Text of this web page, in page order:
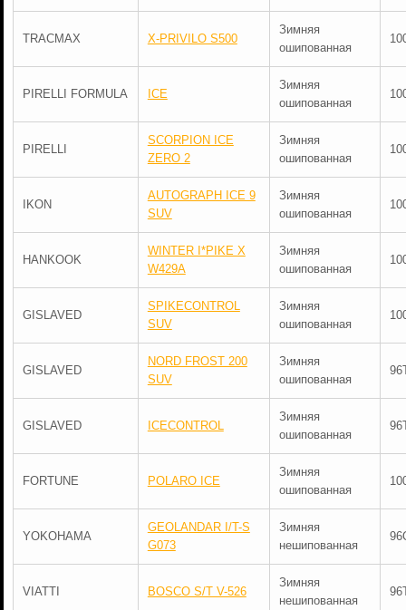
TRACMAX X-PRIVILO S500
Зимняя
ошипованная
PIRELLI FORMULA ICE
Зимняя
ошипованная
PIRELLI
SCORPION ICE
ZERO 2
Зимняя
ошипованная
IKON
AUTOGRAPH ICE 9
SUV
Зимняя
ошипованная
HANKOOK
WINTER I*PIKE X
W429A
Зимняя
ошипованная
GISLAVED
SPIKECONTROL
SUV
Зимняя
ошипованная
GISLAVED
NORD FROST 200
SUV
Зимняя
ошипованная
GISLAVED ICECONTROL
Зимняя
ошипованная
FORTUNE POLARO ICE
Зимняя
ошипованная
YOKOHAMA
GEOLANDAR I/T-S
G073
Зимняя
нешипованная
VIATTI BOSCO S/T V-526
Зимняя
нешипованная